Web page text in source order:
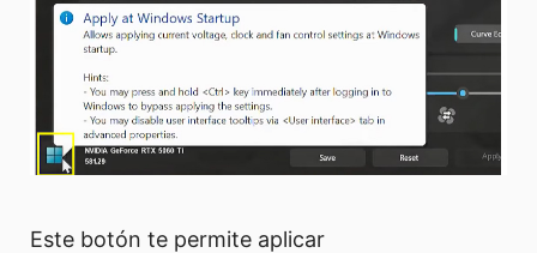
Este botón te permite aplicar